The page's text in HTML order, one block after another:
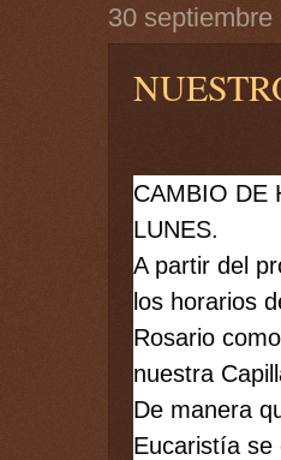
30 septiembre
CAMBIO DE
LUNES.
A partir del
los horarios
Rosario
nuestra
De manera
Eucaristía se